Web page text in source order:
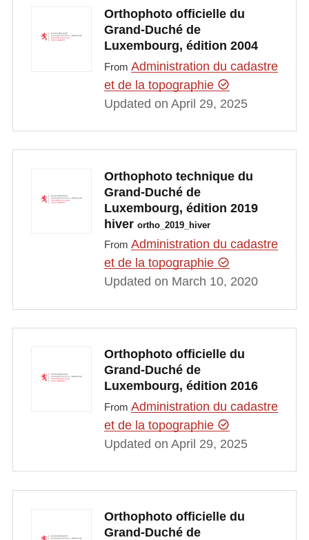
Orthophoto officielle du
Grand-Duché de
Luxembourg, édition 2004
From Administration du cadastre
et de la topographie
Updated on April 29, 2025
Orthophoto technique du
Grand-Duché de
Luxembourg, édition 2019
hiver ortho_2019_hiver
From Administration du cadastre
et de la topographie
Updated on March 10, 2020
Orthophoto officielle du
Grand-Duché de
Luxembourg, édition 2016
From Administration du cadastre
et de la topographie
Updated on April 29, 2025
Orthophoto officielle du
Grand-Duché de